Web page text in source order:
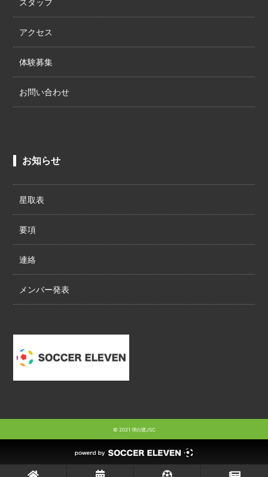
アクセス
体験募集
お問い合わせ
お知らせ
星取表
要項
連絡
メンバー発表
© 2021 堺白鷺JSC